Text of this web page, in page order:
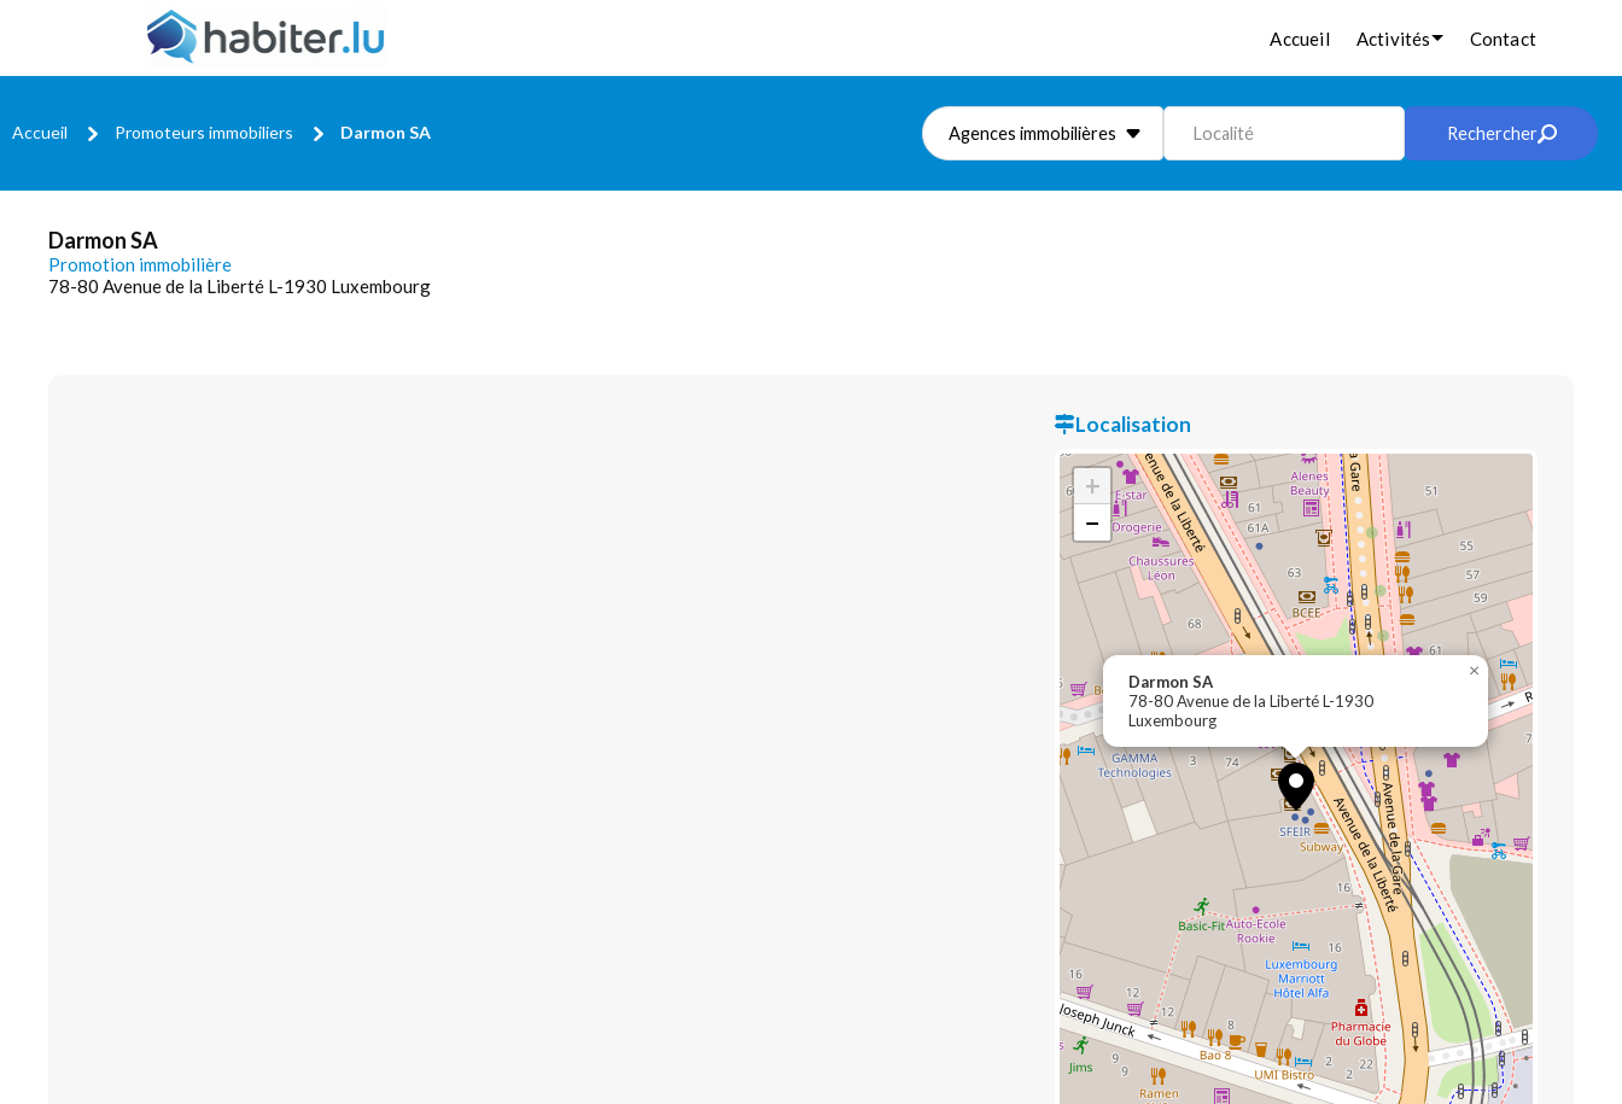
Accueil Activités Contact
Accueil Promoteurs immobiliers Darmon SA Agences immobilières Localité Rechercher
Darmon SA
Promotion immobilière
78-80 Avenue de la Liberté L-1930 Luxembourg
Localisation
Darmon SA
78-80 Avenue de la Liberté L-1930
Luxembourg
×
+
−